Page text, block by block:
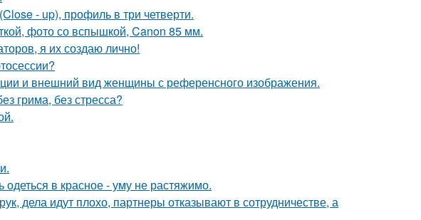
- up), профиль в три четверти.
фото со вспышкой, Canon 85 мм.
я их создаю лично!
и внешний вид женщины с референсного изображения.
грима, без стресса?
в красное - уму не растяжимо.
дела идут плохо, партнеры отказывают в сотрудничестве, а